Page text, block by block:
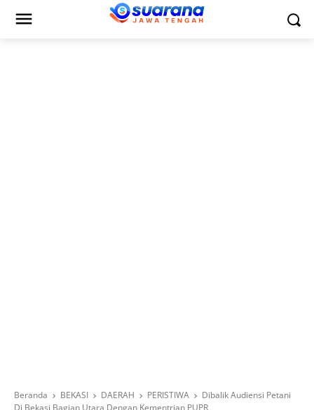
Beranda BEKASI DAERAH PERISTIWA
Dibalik Audiensi Petani
Di Bekasi Bagian Utara Dengan Kementrian PUPR